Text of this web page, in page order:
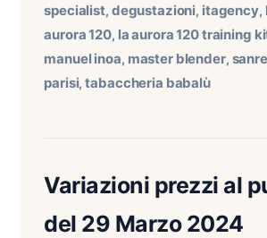
specialist, degustazioni, itagency,
aurora 120, la aurora 120 training
manuel inoa, master blender,
parisi,tabaccheria babalù
Variazioni prezzi al
del 29 Marzo 2024